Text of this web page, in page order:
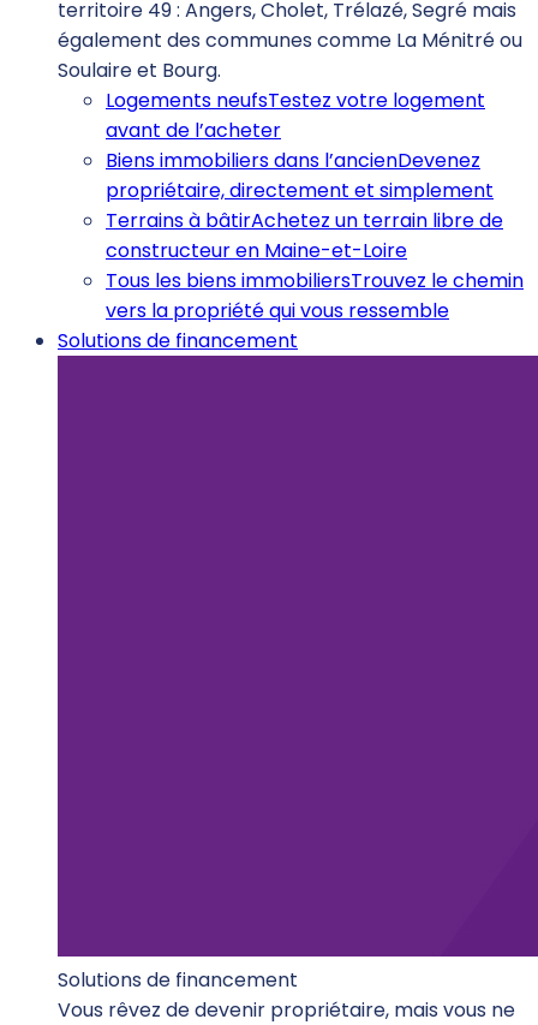
territoire 49 : Angers, Cholet, Trélazé, Segré mais
également des communes comme La Ménitré ou
Soulaire et Bourg.
Logements neufsTestez votre logement
avant de l’acheter
Biens immobiliers dans l’ancienDevenez
propriétaire, directement et simplement
Terrains à bâtirAchetez un terrain libre de
constructeur en Maine-et-Loire
Tous les biens immobiliersTrouvez le chemin
vers la propriété qui vous ressemble
Solutions de financement
Solutions de financement
Vous rêvez de devenir propriétaire, mais vous ne